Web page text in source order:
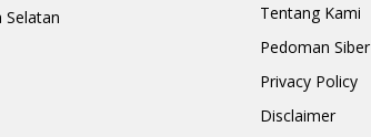
Selatan
Tentang Kami
Pedoman Siber
Privacy Policy
Disclaimer